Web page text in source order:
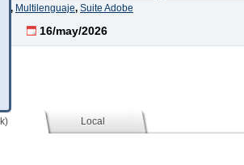
, Multilenguaje, Suite Adobe
16/may/2026
Local